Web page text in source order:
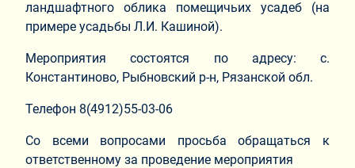
ландшафтного облика помещичьих усадеб (на
примере усадьбы Л.И. Кашиной).
Мероприятия состоятся по адресу: с.
Константиново, Рыбновский р-н, Рязанской обл.
Телефон 8(4912)55-03-06
Со всеми вопросами просьба обращаться к
ответственному за проведение мероприятия